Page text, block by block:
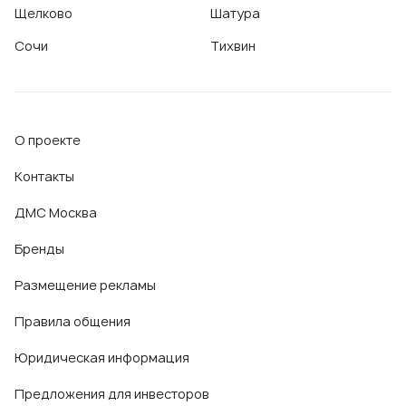
Щелково
Сочи
Шатура
Тихвин
О проекте
Контакты
ДМС Москва
Бренды
Размещение рекламы
Правила общения
Юридическая информация
Предложения для инвесторов